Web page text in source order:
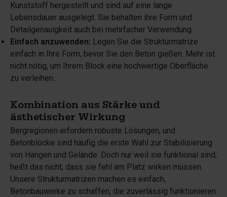
Kunststoff hergestellt und sind auf eine lange
Lebensdauer ausgelegt. Sie behalten ihre Form und
Detailgenauigkeit auch bei mehrfacher Verwendung.
Einfach anzuwenden: Legen Sie die Strukturmatrize
einfach in Ihre Form, bevor Sie den Beton gießen. Mehr ist
nicht nötig, um Ihrem Block eine hochwertige Oberfläche
zu verleihen.
Kombination aus Stärke und
ästhetischer Wirkung
Bergregionen erfordern robuste Lösungen, und
Betonblöcke sind häufig die erste Wahl zur Stabilisierung
von Hängen und Gelände. Doch nur weil sie funktional sind,
heißt das nicht, dass sie fehl am Platz wirken müssen.
Unsere Strukturmatrizen machen es einfach,
Betonbauwerke zu schaffen, die zuverlässig funktionieren